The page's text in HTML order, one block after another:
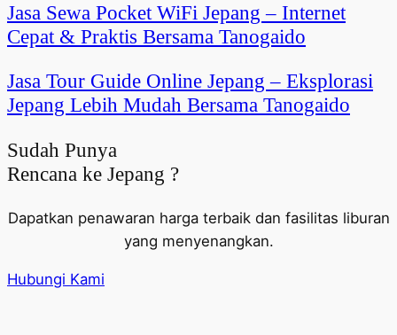
Jasa Sewa Pocket WiFi Jepang – Internet
Cepat & Praktis Bersama Tanogaido
Jasa Tour Guide Online Jepang – Eksplorasi
Jepang Lebih Mudah Bersama Tanogaido
Sudah Punya
Rencana ke Jepang ?
Dapatkan penawaran harga terbaik dan fasilitas liburan
yang menyenangkan.
Hubungi Kami